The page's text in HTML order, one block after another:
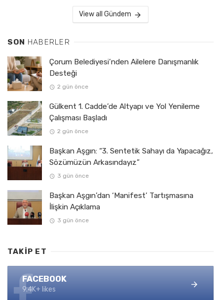
View all Gündem
SON HABERLER
Çorum Belediyesi’nden Ailelere Danışmanlık
Desteği
2 gün önce
Gülkent 1. Cadde’de Altyapı ve Yol Yenileme
Çalışması Başladı
2 gün önce
Başkan Aşgın: “3. Sentetik Sahayı da Yapacağız,
Sözümüzün Arkasındayız”
3 gün önce
Başkan Aşgın’dan ‘Manifest’ Tartışmasına
İlişkin Açıklama
3 gün önce
TAKIP ET
FACEBOOK
9.4K+ likes